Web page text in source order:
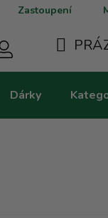
Zastoupení
KOŠÍK
Dárky